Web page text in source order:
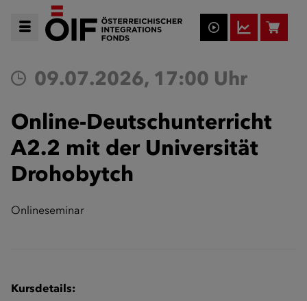
09.07.2026, 17:00 Uhr
Online-Deutschunterricht
A2.2 mit der Universität
Drohobytch
Onlineseminar
Kursdetails: